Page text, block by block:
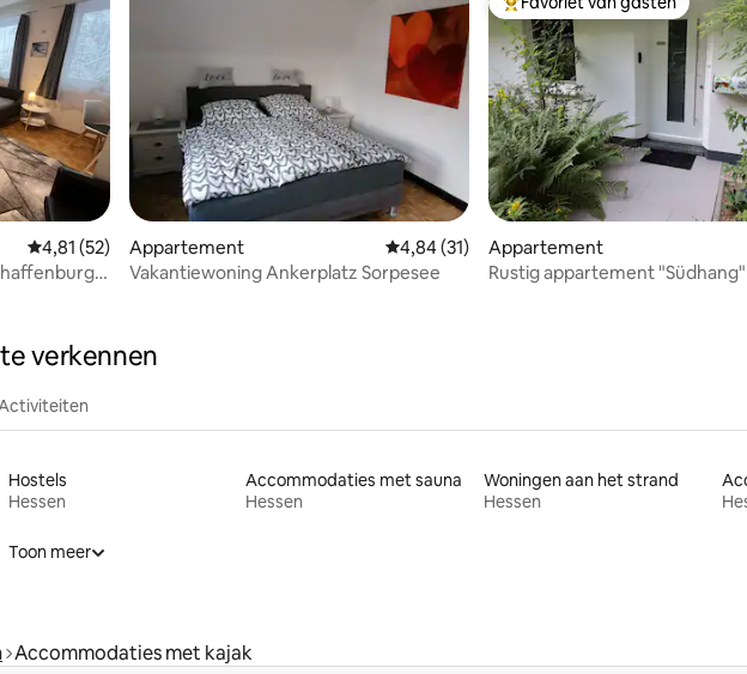
Gemiddelde beoordeling van 4,81 uit 5, 52 recensies
4,81 (52)
4
Appartement Gemiddelde beoordeling van 4,84 uit 5, 31
4,84 (31)
Vakantiewoning Ankerplatz Sorpesee
Topfavoriet van gasten
Appartement
Rustig appartement
verkennen
Hostels
Hessen
Accommodaties met sauna
Hessen
Woningen aan het strand
Hessen
Toon meer
Accommodaties met kajak